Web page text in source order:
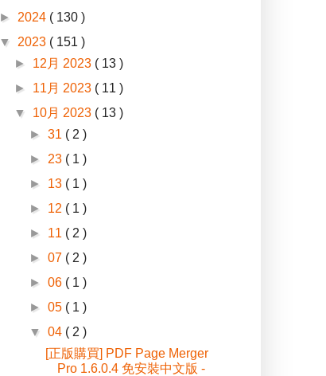
► 2024 ( 130 )
▼ 2023 ( 151 )
► 12月 2023 ( 13 )
► 11月 2023 ( 11 )
▼ 10月 2023 ( 13 )
►31 ( 2 )
► 23 ( 1 )
► 13 ( 1 )
► 12 ( 1 )
► 11 ( 2 )
►07 ( 2 )
►06 ( 1 )
►05 ( 1 )
▼04 ( 2 )
[正版購買] PDF Page Merger
Pro 1.6.0.4 免安裝中文版 -